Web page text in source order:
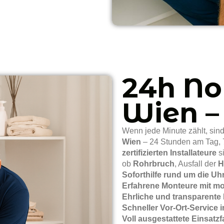
24h
Wien
Wenn jede Minute zählt,
Wien – 24 Stunden am
zertifizierten Installateure
ob Rohrbruch, Ausfall der
Soforthilfe rund um die
Erfahrene Monteure mit
Ehrliche und
Schneller Vor-Ort-Service
Voll ausgestattete